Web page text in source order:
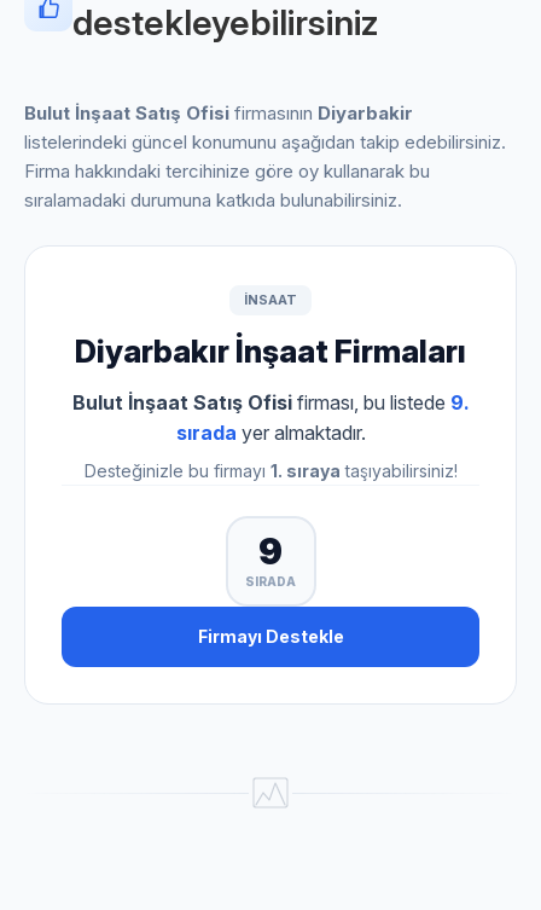
destekleyebilirsiniz
Bulut İnşaat Satış Ofisi firmasının Diyarbakir
listelerindeki güncel konumunu aşağıdan takip edebilirsiniz.
Firma hakkındaki tercihinize göre oy kullanarak bu
sıralamadaki durumuna katkıda bulunabilirsiniz.
INSAAT
Diyarbakır İnşaat Firmaları
Bulut İnşaat Satış Ofisifirması, bu listede 9.
sırada yer almaktadır.
Desteğinizle bu firmayı 1. sıraya taşıyabilirsiniz!
9
SIRADA
Firmayı Destekle